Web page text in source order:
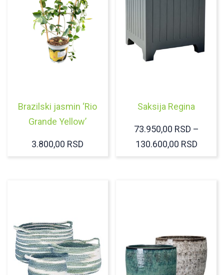
Brazilski jasmin ‘Rio
Grande Yellow’
3.800,00 RSD
Saksija Regina
73.950,00 RSD –
130.600,00 RSD